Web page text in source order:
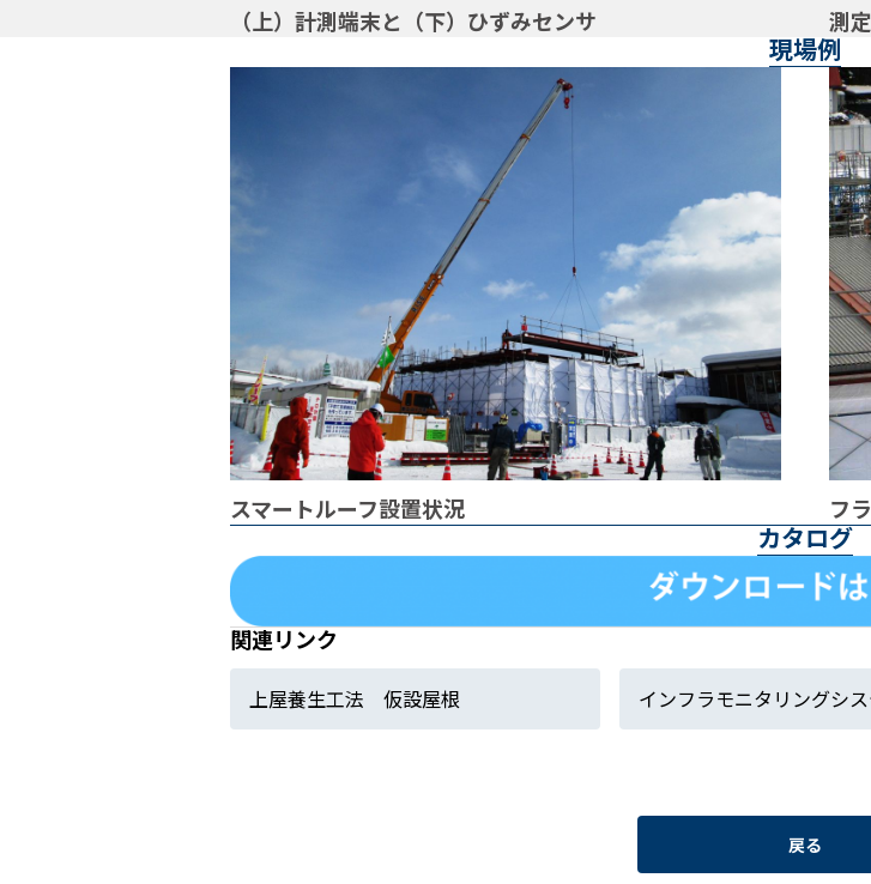
（上）計測端末と（下）ひずみセンサ 測
現場例
スマートルーフ設置状況 フ
カタログ
関連リンク
上屋養生工法 仮設屋根 インフラモニタリングシ
戻る